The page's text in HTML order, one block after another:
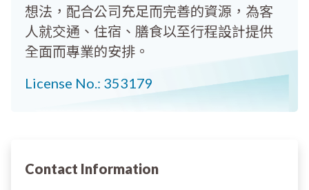
想法，配合公司充足而完善的資源，為客
人就交通、住宿、膳食以至行程設計提供
全面而專業的安排。
License No.: 353179
Contact Information